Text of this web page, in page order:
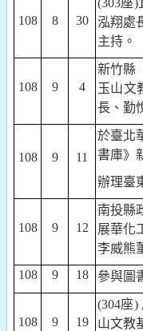
108 8 30
(303座)
泓翔處
主持。
108 9 4
新竹縣
玉山文
長、勤
108 9 11
於臺北
書庫》
辦理臺
108 9 12
南投縣
展華化
李威熊
108
9 18 參與圖
108 9 19
(304座)
山文教